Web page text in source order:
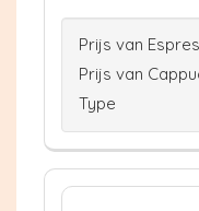
Prijs van
Prijs van
Type